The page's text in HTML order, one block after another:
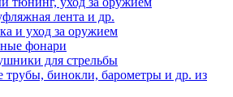
лента и др.
и уход за оружием
фонари
для стрельбы
трубы, бинокли, барометры и др. из